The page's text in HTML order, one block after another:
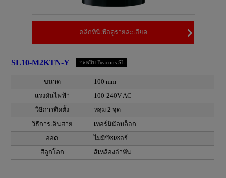
คลิกที่นี่เพื่อดูรายละเอียด
SL10-M2KTN-Y กะพริบ Beacons SL
ขนาด
100 mm
แรงดันไฟฟ้า
100-240V AC
วิธีการติดตั้ง
หลุม 2 จุด
วิธีการเดินสาย
เทอร์มินัลบล็อก
ออด
ไม่มีบัซเซอร์
สีลูกโลก
สีเหลืองอำพัน